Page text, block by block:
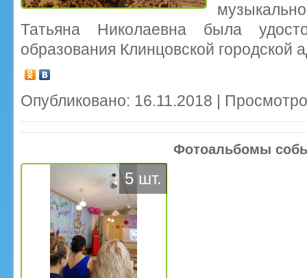
Татьяна Николаевна была
образования Клинцовской городской
Опубликовано: 16.11.2018 |
Фотоальбомы
5 шт.